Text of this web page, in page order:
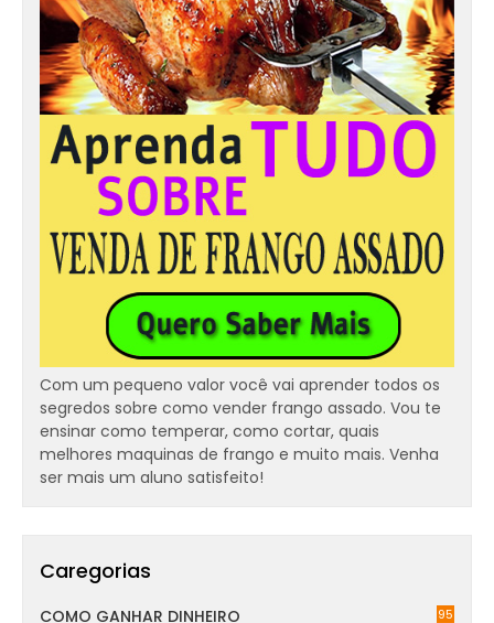
Com um pequeno valor você vai aprender todos os
segredos sobre como vender frango assado. Vou te
ensinar como temperar, como cortar, quais
melhores maquinas de frango e muito mais. Venha
ser mais um aluno satisfeito!
Caregorias
COMO GANHAR DINHEIRO 95